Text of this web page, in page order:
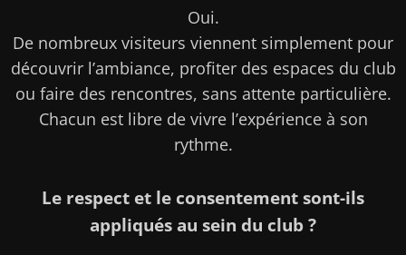
Oui.
De nombreux visiteurs viennent simplement pour
découvrir l’ambiance, profiter des espaces du club
ou faire des rencontres, sans attente particulière.
Chacun est libre de vivre l’expérience à son
rythme.
Le respect et le consentement sont-ils
appliqués au sein du club ?